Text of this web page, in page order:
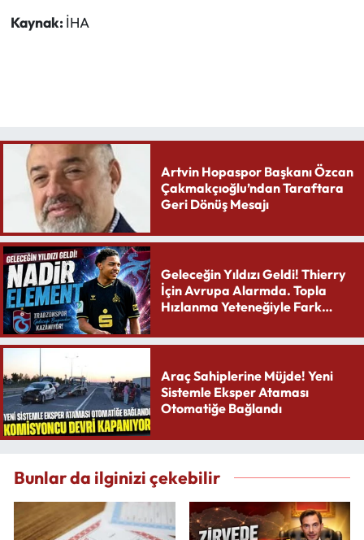
Kaynak: İHA
Artvin Hopaspor Başkanı Özcan
Çakmakçıoğlu’ndan Taraftara
Geri Dönüş Mesajı
Geleceğin Yıldızı Geldi! Thierry
İçin Avrupa Alarmda. Topla
Hızlanma Yeteneğiyle Fark
Araç Sahiplerine Müjde! Yeni
Sistemle Eksper Ataması
Otomatiğe Bağlandı
Bunlar da ilginizi çekebilir